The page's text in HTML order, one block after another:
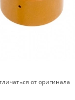
от оригинала